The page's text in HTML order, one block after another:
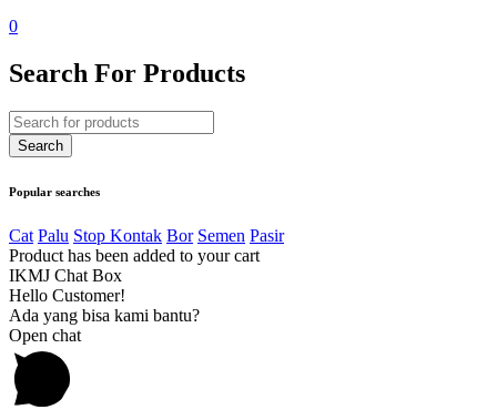
0
Search For Products
Popular searches
Cat Palu Stop Kontak Bor Semen Pasir
Product has been added to your cart
IKMJ Chat Box
Hello Customer!
Ada yang bisa kami bantu?
Open chat